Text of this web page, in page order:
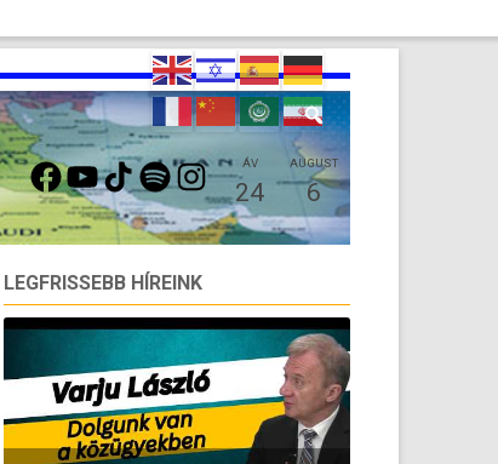
FACEBOOKYOUTUBETIKTOKSPOTIFYINSTAGRAMÁV
24
AUGUST
6
LEGFRISSEBB HÍREINK